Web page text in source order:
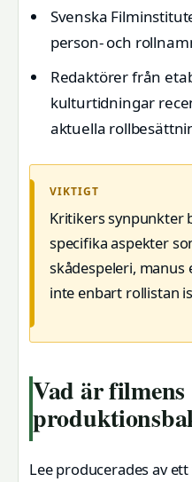
Svenska
person- och
Redaktörer från
kulturtidningar
aktuella
VIKTIGT
Kritikers synpunkter
specifika aspekter
skådespeleri,
inte enbart rollistan
Vad är filmens
Lee producerades av